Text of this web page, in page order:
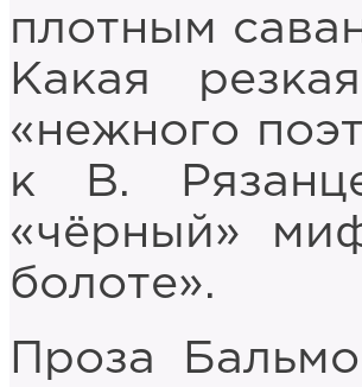
плотным
Какая
«нежного
к В.
«чёрный»
болоте».
Проза